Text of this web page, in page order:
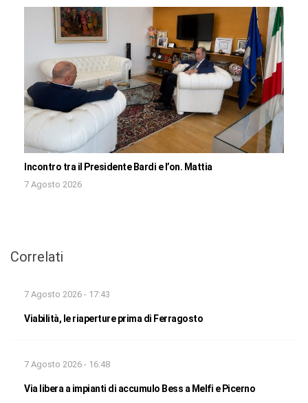
Incontro tra il Presidente Bardi e l’on. Mattia
7 Agosto 2026
Correlati
7 Agosto 2026 - 17:43
Viabilità, le riaperture prima di Ferragosto
7 Agosto 2026 - 16:48
Via libera a impianti di accumulo Bess a Melfi e Picerno